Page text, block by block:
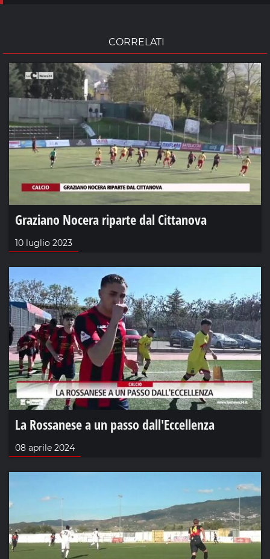
CORRELATI
Graziano Nocera riparte dal Cittanova
10 luglio 2023
La Rossanese a un passo dall'Eccellenza
08 aprile 2024